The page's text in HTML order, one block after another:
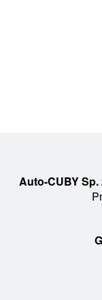
Auto-CUBY Sp.